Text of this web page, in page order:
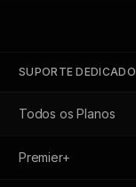
SUPORTE DEDICADO
Todos os Planos
Premier+